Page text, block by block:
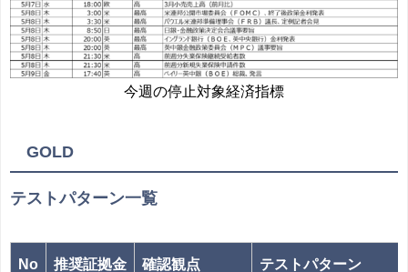
今週の停止対象経済指標
GOLD
テストパターン一覧
No 推奨証拠金 確認観点 テストパターン